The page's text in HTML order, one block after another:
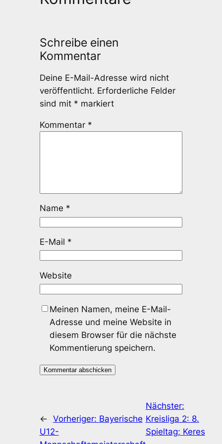
Schreibe einen
Kommentar
Deine E-Mail-Adresse wird nicht
veröffentlicht. Erforderliche Felder
sind mit * markiert
Kommentar *
Name *
E-Mail *
Website
Meinen Namen, meine E-Mail-
Adresse und meine Website in
diesem Browser für die nächste
Kommentierung speichern.
← Vorheriger: Bayerische
U12-
Nächster:
Kreisliga 2: 8.
Spieltag; Keres